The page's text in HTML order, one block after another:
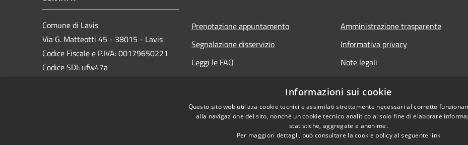
Comune di Lavis
Via G. Matteotti 45 - 38015 - Lavis
Codice Fiscale e P.IVA: 00179650221
Codice SDI: ufw47a
Prenotazione appuntamento
Segnalazione disservizio
Leggi le FAQ
Amministrazione trasparente
Informativa privacy
Note legali
Informative Privacy
Informazioni sui cookie
Questo sito web utilizza cookie tecnici e assimilati strettamente necessari al corretto
alla navigazione del sito, nonché un cookie tecnico analitico al solo fine di elaborare
statistiche, aggregate e anonime.
Per maggiori dettagli, può consultare la cookie policy al seguente link